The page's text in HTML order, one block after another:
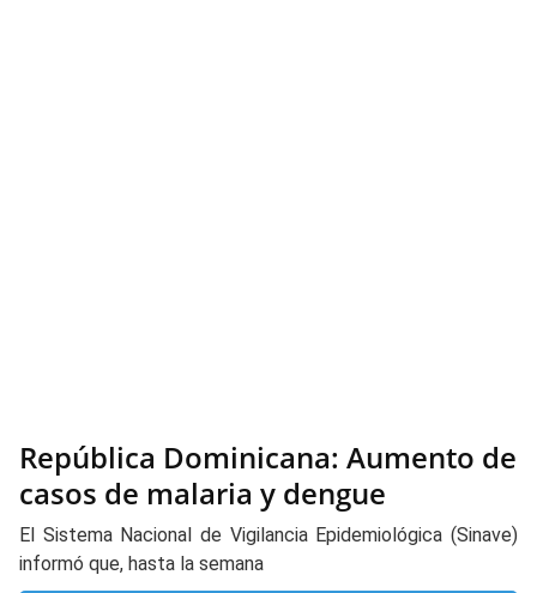
República Dominicana: Aumento de
casos de malaria y dengue
El Sistema Nacional de Vigilancia Epidemiológica (Sinave)
informó que, hasta la semana